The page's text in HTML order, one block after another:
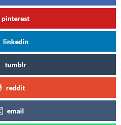
pinterest
linkedin
tumblr
reddit
email